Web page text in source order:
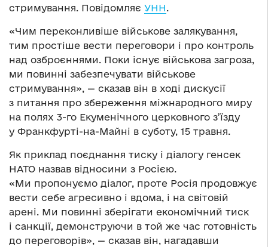
стримування. Повідомляє УНН.
«Чим переконливіше військове залякування,
тим простіше вести переговори і про контроль
над озброєннями. Поки існує військова загроза,
ми повинні забезпечувати військове
стримування», — сказав він в ході дискусії
з питання про збереження міжнародного миру
на полях 3-го Екуменічного церковного з’їзду
у Франкфурті-на-Майні в суботу, 15 травня.
Як приклад поєднання тиску і діалогу генсек
НАТО назвав відносини з Росією.
«Ми пропонуємо діалог, проте Росія продовжує
вести себе агресивно і вдома, і на світовій
арені. Ми повинні зберігати економічний тиск
і санкції, демонструючи в той же час готовність
до переговорів», — сказав він, нагадавши